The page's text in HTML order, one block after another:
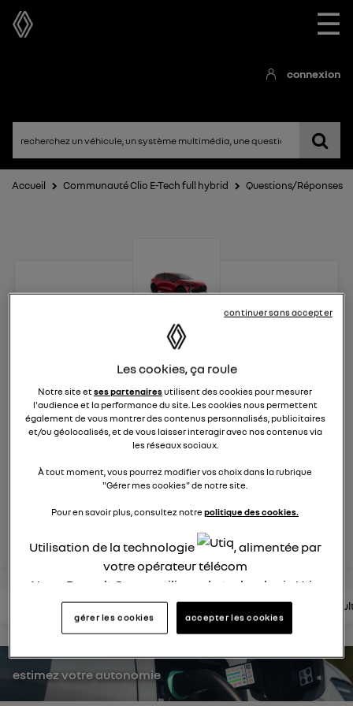
☰
connexion
Accueil Communauté Clio E-Tech full hybrid Questions/Réponses
Clio E-Tech full hybrid
RENAULT
758 membres
Après 30 ans de succès, Renault Clio full hybrid E_Tech
insuffle une énergie nouvelle
posez une question
lire les questions lire les articles consultez la brochure
estimez votre autonomie
Les cookies, ça roule
Notre site etses partenairesutilisent des cookies pour mesurer
l'audience et la performance du site. Les cookies nous permettent
également de vous montrer des contenus personnalisés, publicitaires
et/ou géolocalisés, et de vous laisser interagir avec nos contenus via
les réseaux sociaux.
À tout moment, vous pourrez modifier vos choix dans la rubrique
"Gérer mes cookies" de notre site.
Pour en savoir plus, consultez notrepolitique des cookies.
Utilisation de la technologie
, alimentée par
votre opérateur télécom
Nous, Renault Group, utilisons la technologie Utiq
pour nos activités digitales (telles que décrites
dans cette notice de consentement) et liées à
utilisez une connexion internet fournie parun
opérateur télécom participantet que vous
consentez sur chaque site).
gérer les cookies accepter les cookies
continuer sans accepter